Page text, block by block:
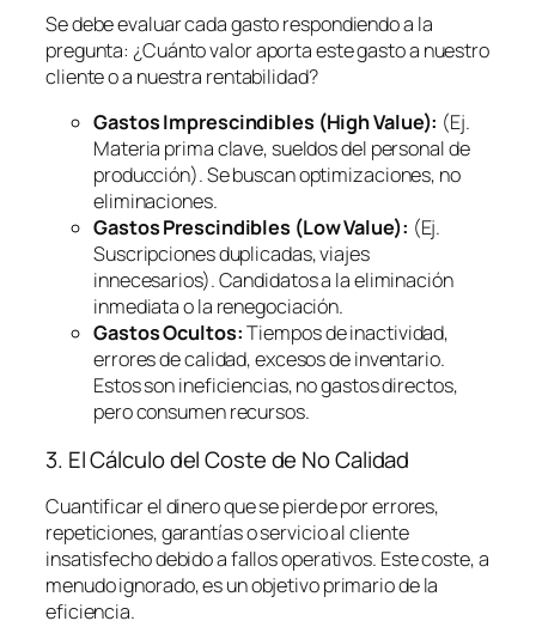
Se debe evaluar cada gasto respondiendo a la
pregunta: ¿Cuánto valor aporta este gasto a nuestro
cliente o a nuestra rentabilidad?
Gastos Imprescindibles (High Value): (Ej.
Materia prima clave, sueldos del personal de
producción). Se buscan optimizaciones, no
eliminaciones.
Gastos Prescindibles (Low Value): (Ej.
Suscripciones duplicadas, viajes
innecesarios). Candidatos a la eliminación
inmediata o la renegociación.
Gastos Ocultos:Tiempos de inactividad,
errores de calidad, excesos de inventario.
Estos son ineficiencias, no gastos directos,
pero consumen recursos.
3. El Cálculo del Coste de No Calidad
Cuantificar el dinero que se pierde por errores,
repeticiones, garantías o servicio al cliente
insatisfecho debido a fallos operativos. Este coste, a
menudo ignorado, es un objetivo primario de la
eficiencia.